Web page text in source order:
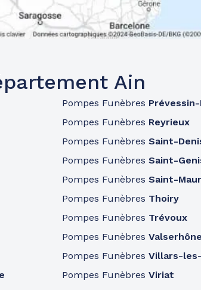
Ain
Pompes Funèbres
Pompes Funèbres Reyrieux
Pompes FunèbresSaint-
Pompes FunèbresSaint-
Pompes FunèbresSaint-
Pompes Funèbres Thoiry
Pompes Funèbres Trévoux
Pompes FunèbresValserhône
Pompes FunèbresVillars-
Pompes FunèbresViriat